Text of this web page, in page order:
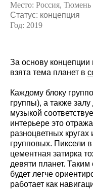
Место: Россия, Тюмень
Статус: концепция
Год: 2019
За основу концепции
взята тема планет в
Каждому блоку
группы), а также
музыкой
интерьере это
разноцветных кругах
групповых. Пиксели
цементная затирка
девяти планет.
будет легче
работает как